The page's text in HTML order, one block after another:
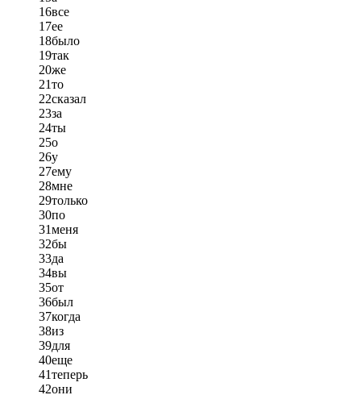
16все
17ее
18было
19так
20же
21то
22сказал
23за
24ты
25о
26у
27ему
28мне
29только
30по
31меня
32бы
33да
34вы
35от
36был
37когда
38из
39для
40еще
41теперь
42они